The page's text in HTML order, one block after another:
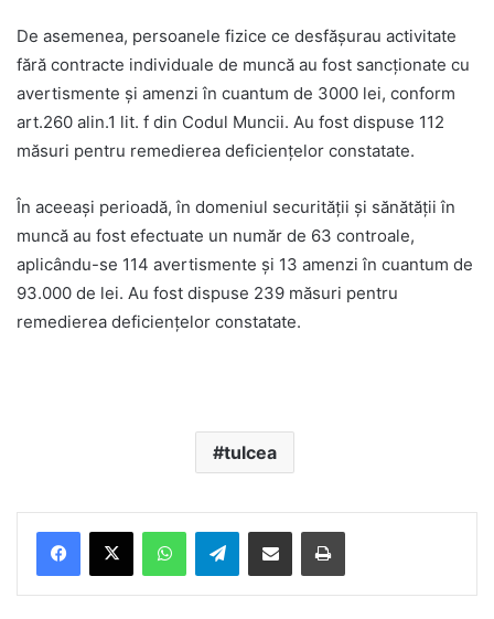
De asemenea, persoanele fizice ce desfăşurau activitate
fără contracte individuale de muncă au fost sancţionate cu
avertismente şi amenzi în cuantum de 3000 lei, conform
art.260 alin.1 lit. f din Codul Muncii. Au fost dispuse 112
măsuri pentru remedierea deficienţelor constatate.
În aceeaşi perioadă, în domeniul securităţii şi sănătăţii în
muncă au fost efectuate un număr de 63 controale,
aplicându-se 114 avertismente şi 13 amenzi în cuantum de
93.000 de lei. Au fost dispuse 239 măsuri pentru
remedierea deficienţelor constatate.
tulcea
Telegram